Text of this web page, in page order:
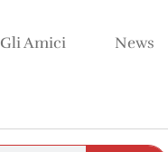
Gli Amici News